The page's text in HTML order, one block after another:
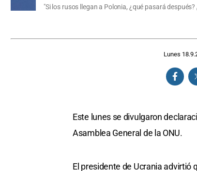
"Si los rusos llegan a Polonia, ¿qué pasará
Lunes
Este lunes se divulgaron
Asamblea General de la ONU.
El presidente de Ucrania advirtió